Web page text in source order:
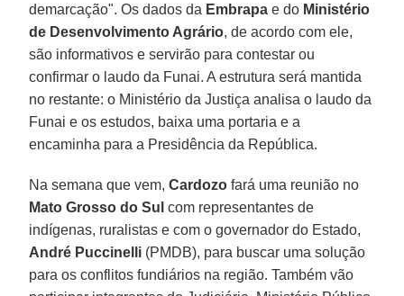
demarcação". Os dados da Embrapa e do Ministério
de Desenvolvimento Agrário, de acordo com ele,
são informativos e servirão para contestar ou
confirmar o laudo da Funai. A estrutura será mantida
no restante: o Ministério da Justiça analisa o laudo da
Funai e os estudos, baixa uma portaria e a
encaminha para a Presidência da República.
Na semana que vem,Cardozo fará uma reunião no
Mato Grosso do Sul com representantes de
indígenas, ruralistas e com o governador do Estado,
André Puccinelli (PMDB), para buscar uma solução
para os conflitos fundiários na região. Também vão